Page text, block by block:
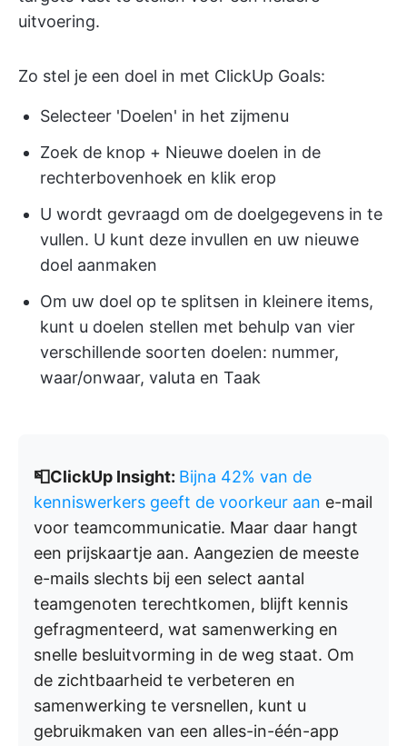
uitvoering.
Zo stel je een doel in met ClickUp Goals:
Selecteer 'Doelen' in het zijmenu
Zoek de knop + Nieuwe doelen in de
rechterbovenhoek en klik erop
U wordt gevraagd om de doelgegevens in te
vullen. U kunt deze invullen en uw nieuwe
doel aanmaken
Om uw doel op te splitsen in kleinere items,
kunt u doelen stellen met behulp van vier
verschillende soorten doelen: nummer,
waar/onwaar, valuta en Taak
📮ClickUp Insight: Bijna 42% van de
kenniswerkers geeft de voorkeur aan e-mail
voor teamcommunicatie. Maar daar hangt
een prijskaartje aan. Aangezien de meeste
e-mails slechts bij een select aantal
teamgenoten terechtkomen, blijft kennis
gefragmenteerd, wat samenwerking en
snelle besluitvorming in de weg staat. Om
de zichtbaarheid te verbeteren en
samenwerking te versnellen, kunt u
gebruikmaken van een alles-in-één-app